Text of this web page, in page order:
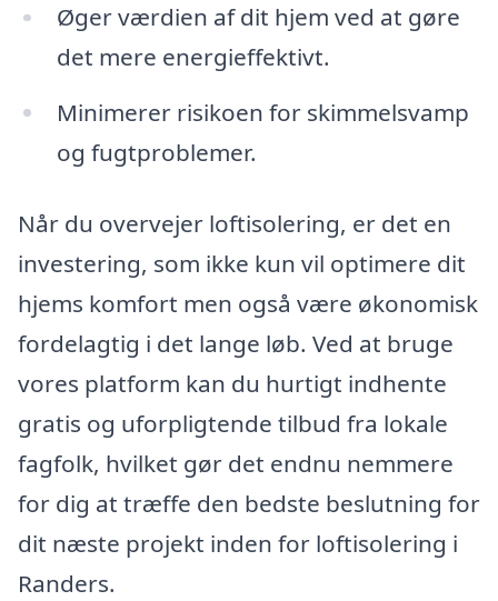
Øger værdien af ​​dit hjem ved at gøre
det mere energieffektivt.
Minimerer risikoen for skimmelsvamp
og fugtproblemer.
Når du overvejer loftisolering, er det en
investering, som ikke kun vil optimere dit
hjems komfort men også være økonomisk
fordelagtig i det lange løb. Ved at bruge
vores platform kan du hurtigt indhente
gratis og uforpligtende tilbud fra lokale
fagfolk, hvilket gør det endnu nemmere
for dig at træffe den bedste beslutning for
dit næste projekt inden for loftisolering i
Randers.